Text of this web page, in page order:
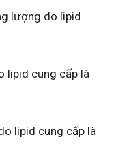
lượng do lipid
lipid cung cấp là
lipid cung cấp là